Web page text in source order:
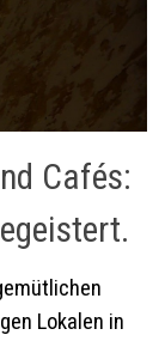
Cafés:
Lokalen in